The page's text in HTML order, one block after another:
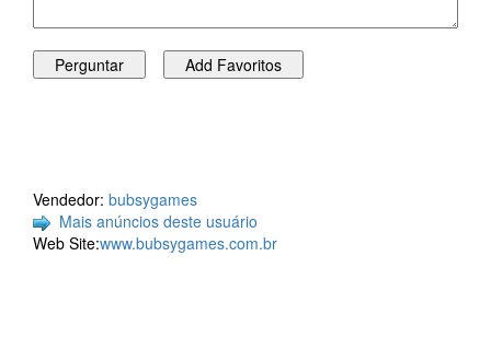
Vendedor: bubsygames
Mais anúncios deste usuário
Web Site:www.bubsygames.com.br